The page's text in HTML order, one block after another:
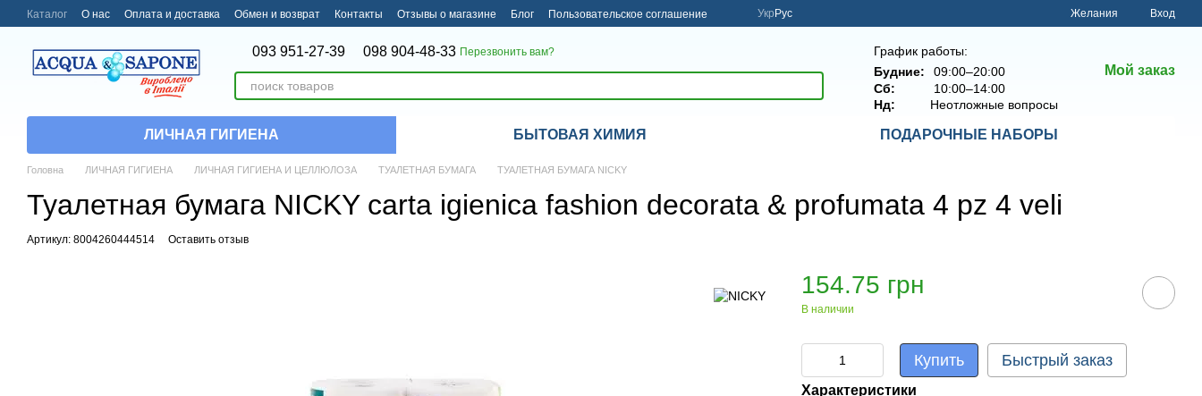
Перейти к основному контенту
Каталог О нас Оплата и доставка Обмен и возврат Контакты Отзывы о магазине Блог Пользовательское соглашение Укр Рус Желания Вход
093 951-27-39 098 904-48-33 Перезвонить вам?
График работы:
Будние:
09:00–20:00
Сб:
10:00–14:00
Нд:
Неотложные вопросы
Мой заказ
ЛИЧНАЯ ГИГИЕНА БЫТОВАЯ ХИМИЯ ПОДАРОЧНЫЕ НАБОРЫ
Головна ЛИЧНАЯ ГИГИЕНА ЛИЧНАЯ ГИГИЕНА И ЦЕЛЛЮЛОЗА ТУАЛЕТНАЯ БУМАГА ТУАЛЕТНАЯ БУМАГА NICKY
Туалетная бумага NICKY carta igienica fashion decorata & profumata 4 pz 4 veli
Артикул: 8004260444514 Оставить отзыв
154.75 грн
В наличии
Купить Быстрый заказ
Характеристики